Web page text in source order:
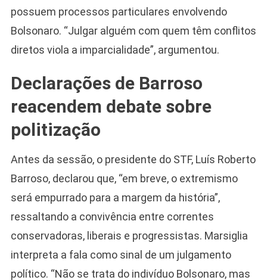
possuem processos particulares envolvendo
Bolsonaro. “Julgar alguém com quem têm conflitos
diretos viola a imparcialidade”, argumentou.
Declarações de Barroso
reacendem debate sobre
politização
Antes da sessão, o presidente do STF, Luís Roberto
Barroso, declarou que, “em breve, o extremismo
será empurrado para a margem da história”,
ressaltando a convivência entre correntes
conservadoras, liberais e progressistas. Marsiglia
interpreta a fala como sinal de um julgamento
político. “Não se trata do indivíduo Bolsonaro, mas